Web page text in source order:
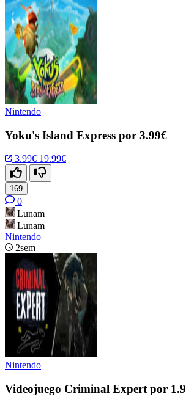
Nintendo
Yoku's Island Express por 3.99€
3.99€ 19.99€
169
0
Lunam
Lunam
Nintendo
2sem
Nintendo
Videojuego Criminal Expert por